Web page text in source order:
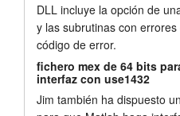
DLL incluye la opción de
y las subrutinas con
código de error.
fichero mex de 64 bits
interfaz con use1432
Jim también ha dispuesto